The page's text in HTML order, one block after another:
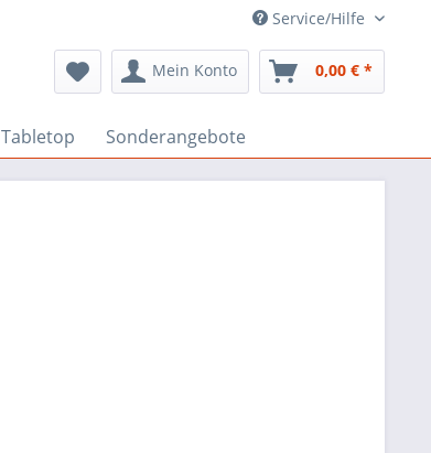
Service/Hilfe
Mein Konto 0,00 € *
Tabletop Sonderangebote